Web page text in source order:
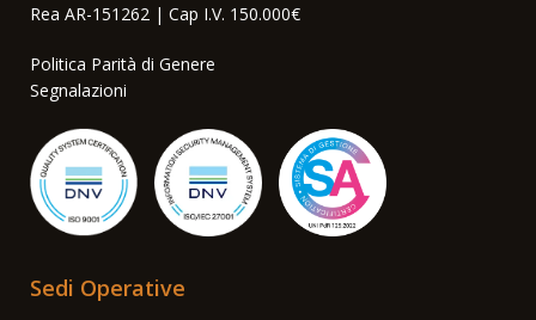
Rea AR-151262 | Cap I.V. 150.000€
Politica Parità di Genere
Segnalazioni
Sedi Operative